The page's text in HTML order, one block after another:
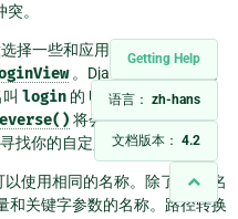
Getting Help
语言： zh-hans
文档版本： 4.2
。
择一些和应用程序 相同的URL
。Django 的部分和绝
login 的 URL 模式。如果你
将会在
找你的自定义视图。
使用相同的名称。除了 URL 名
和关键字参数的名称。路径转换